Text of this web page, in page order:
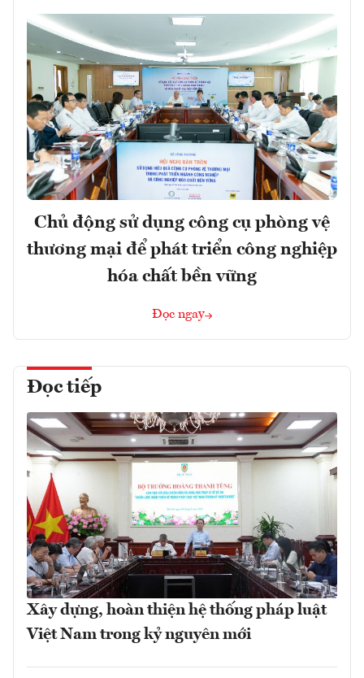
Chủ động sử dụng công cụ phòng vệ
thương mại để phát triển công nghiệp
hóa chất bền vững
Đọc ngay
Đọc tiếp
Xây dựng, hoàn thiện hệ thống pháp luật
Việt Nam trong kỷ nguyên mới